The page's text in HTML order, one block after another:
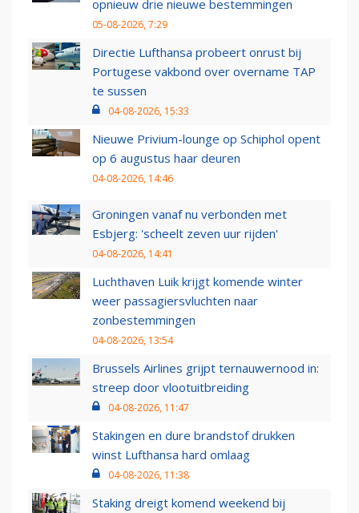
opnieuw drie nieuwe bestemmingen
05-08-2026, 7:29
Directie Lufthansa probeert onrust bij
Portugese vakbond over overname TAP
te sussen
04-08-2026, 15:33
Nieuwe Privium-lounge op Schiphol opent
op 6 augustus haar deuren
04-08-2026, 14:46
Groningen vanaf nu verbonden met
Esbjerg: 'scheelt zeven uur rijden'
04-08-2026, 14:41
Luchthaven Luik krijgt komende winter
weer passagiersvluchten naar
zonbestemmingen
04-08-2026, 13:54
Brussels Airlines grijpt ternauwernood in:
streep door vlootuitbreiding
04-08-2026, 11:47
Stakingen en dure brandstof drukken
winst Lufthansa hard omlaag
04-08-2026, 11:38
Staking dreigt komend weekend bij